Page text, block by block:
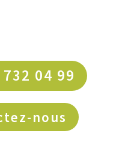
04 99
nous